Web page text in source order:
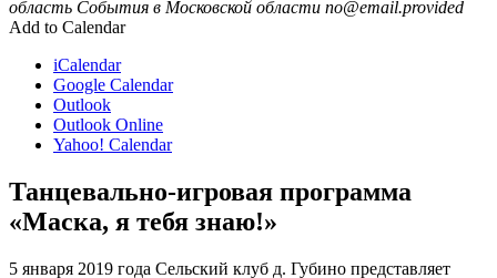
область События в Московской области no@email.provided
Add to Calendar
iCalendar
Google Calendar
Outlook
Outlook Online
Yahoo! Calendar
Танцевально-игровая программа
«Маска, я тебя знаю!»
5 января 2019 года Сельский клуб д. Губино представляет